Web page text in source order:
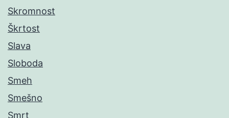
Skromnost
Škrtost
Slava
Sloboda
Smeh
Smešno
Smrt